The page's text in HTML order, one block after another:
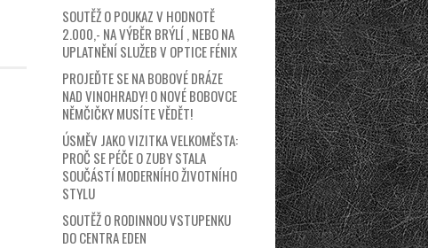
SOUTĚŽ O POUKAZ V HODNOTĚ
2.000,- NA VÝBĚR BRÝLÍ , NEBO NA
UPLATNĚNÍ SLUŽEB V OPTICE FÉNIX
PROJEĎTE SE NA BOBOVÉ DRÁZE
NAD VINOHRADY! O NOVÉ BOBOVCE
NĚMČIČKY MUSÍTE VĚDĚT!
ÚSMĚV JAKO VIZITKA VELKOMĚSTA:
PROČ SE PÉČE O ZUBY STALA
SOUČÁSTÍ MODERNÍHO ŽIVOTNÍHO
STYLU
SOUTĚŽ O RODINNOU VSTUPENKU
DO CENTRA EDEN